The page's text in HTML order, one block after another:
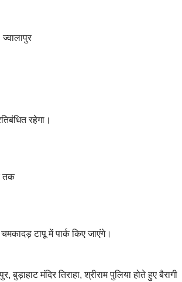
रहेगा।
तक
टापू में पार्क किए जाएंगे।
मंदिर तिराहा, श्रीराम पुलिया होते हुए बैरागी